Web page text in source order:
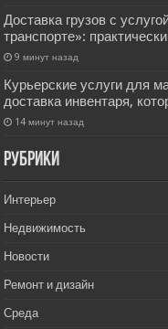
Доставка грузов с
транспорте»:
9 минут назад
Курьерские услуги для
доставка инвентаря,
14 минут назад
РУбрики
Интерьер
Недвижимость
Новости
Ремонт и дизайн
Среда